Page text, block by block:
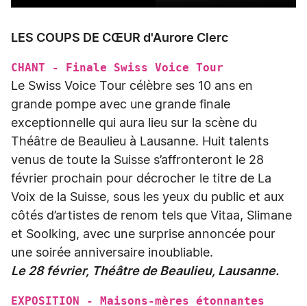
LES COUPS DE CŒUR d'Aurore Clerc
CHANT - Finale Swiss Voice Tour
Le Swiss Voice Tour célèbre ses 10 ans en
grande pompe avec une grande finale
exceptionnelle qui aura lieu sur la scène du
Théâtre de Beaulieu à Lausanne. Huit talents
venus de toute la Suisse s’affronteront le 28
février prochain pour décrocher le titre de La
Voix de la Suisse, sous les yeux du public et aux
côtés d’artistes de renom tels que Vitaa, Slimane
et Soolking, avec une surprise annoncée pour
une soirée anniversaire inoubliable.
Le 28 février, Théâtre de Beaulieu, Lausanne.
EXPOSITION - Maisons-mères étonnantes